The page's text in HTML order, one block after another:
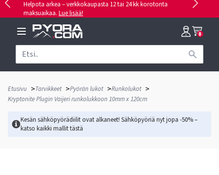
Helpota arkea – verkkokaupasta 12 tai 24 kk korotonta
maksuaikaa. Lue lisää!
0
Etusivu >Tarvikkeet >Pyörän lukot >Runkolukot >
Kryptonite Plugin Vaijeri runkolukkoon 10mm x 120cm
Kesän sähköpyörädiilit ovat alkaneet! Sähköpyöriä nyt jopa -50% –
katso kaikki mallittästä